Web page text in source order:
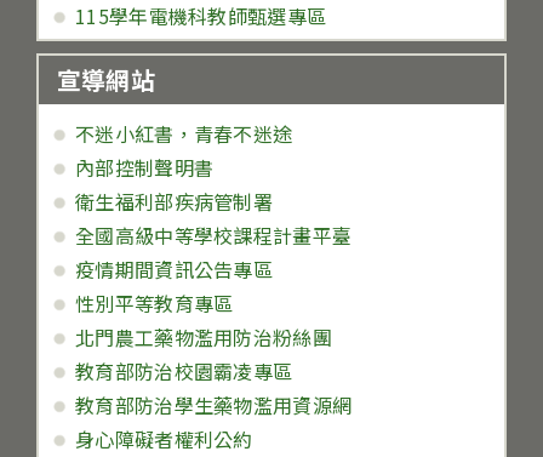
115學年電機科教師甄選專區
宣導網站
不迷小紅書，青春不迷途
內部控制聲明書
衛生福利部疾病管制署
全國高級中等學校課程計畫平臺
疫情期間資訊公告專區
性別平等教育專區
北門農工藥物濫用防治粉絲團
教育部防治校園霸凌專區
教育部防治學生藥物濫用資源網
身心障礙者權利公約